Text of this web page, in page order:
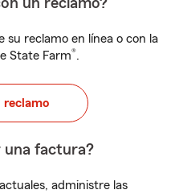
un reclamo?
su reclamo en línea o con la
State Farm®.
reclamo
una factura?
administre las